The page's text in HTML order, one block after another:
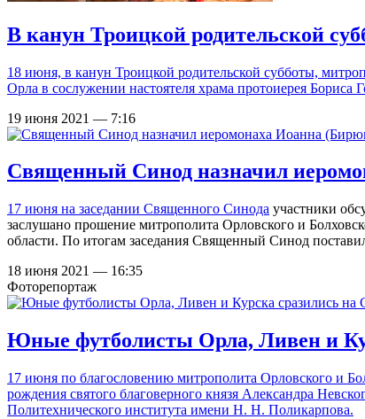
В канун Троицкой родительской
18 июня, в канун Троицкой родительской субботы,
Орла в сослужении настоятеля храма протоиерея
19 июня 2021 — 7:16
Священный Синод назначил
17 июня на заседании Священного Синода участники
заслушано прошение митрополита Орловского и
области. По итогам заседания Священный Синод
18 июня 2021 — 16:35
Фоторепортаж
Юные футболисты Орла, Ливен и
17 июня по благословению митрополита Орловского и
рождения святого благоверного князя Александра
Политехнического института имени Н. Н. Поликарпова.